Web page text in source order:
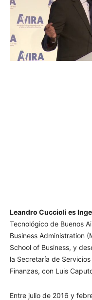
Leandro Cuccioli es
Tecnológico de Buenos
Business Administration
School of Business, y
la Secretaría de
Finanzas, con Luis
Entre julio de 2016 y